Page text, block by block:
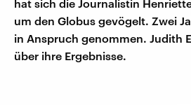
hat sich die Journalistin
um den Globus gevögelt. Zwei
in Anspruch genommen. Judith
über ihre Ergebnisse.